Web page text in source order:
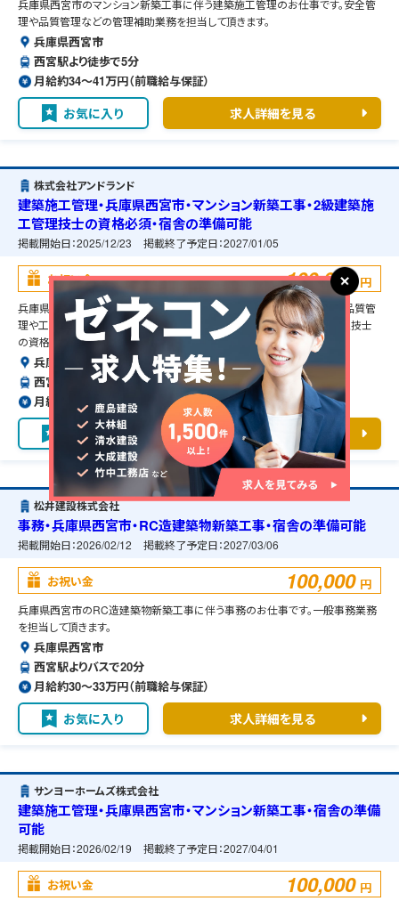
兵庫県西宮市のマンション新築工事に伴う建築施工管理のお仕事です。安全管
理や品質管理などの管理補助業務を担当して頂きます。
兵庫県西宮市
西宮駅より徒歩で5分
月給約34〜41万円（前職給与保証）
お気に入り 求人詳細を見る
株式会社アンドランド
建築施工管理・兵庫県西宮市・マンション新築工事・2級建築施
工管理技士の資格必須・宿舎の準備可能
掲載開始日：2025/12/23 掲載終了予定日：2027/01/05
お祝い金 100,000 円
兵庫県西宮市のマンション新築工事に伴う建築施工管理のお仕事です。品質管
理や工程管理などの管理補助業務を担当して頂きます。2級建築施工管理技士
の資格必須となります。
兵庫県西宮市
西宮駅より徒歩で5分
月給約42〜58万円（前職給与保証）
お気に入り 求人詳細を見る
松井建設株式会社
事務・兵庫県西宮市・RC造建築物新築工事・宿舎の準備可能
掲載開始日：2026/02/12 掲載終了予定日：2027/03/06
お祝い金 100,000 円
兵庫県西宮市のRC造建築物新築工事に伴う事務のお仕事です。一般事務業務
を担当して頂きます。
兵庫県西宮市
西宮駅よりバスで20分
月給約30〜33万円（前職給与保証）
お気に入り 求人詳細を見る
サンヨーホームズ株式会社
建築施工管理・兵庫県西宮市・マンション新築工事・宿舎の準備
可能
掲載開始日：2026/02/19 掲載終了予定日：2027/04/01
お祝い金 100,000 円